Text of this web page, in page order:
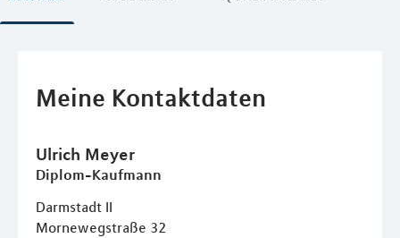
Meine Kontaktdaten
Ulrich Meyer
Diplom-Kaufmann
Darmstadt II
Mornewegstraße 32